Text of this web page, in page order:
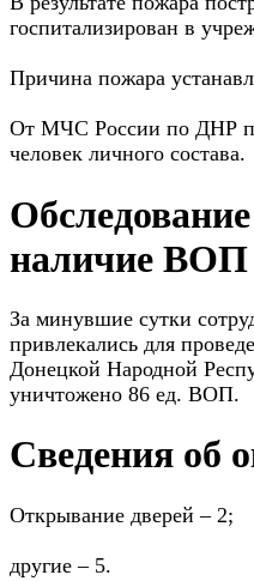
госпитализирован в
Причина пожара
От МЧС России по ДНР
человек личного состава.
наличие ВОП
За минувшие сутки
привлекались для
Донецкой Народной
уничтожено 86 ед. ВОП.
Сведения об
Открывание дверей – 2;
другие – 5.